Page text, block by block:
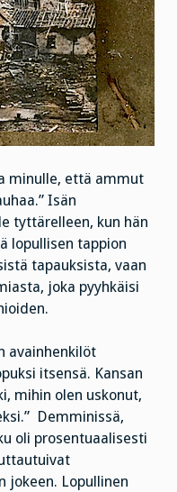
minulle, että ammut
Isän
tyttärelleen, kun hän
lopullisen tappion
tapauksista, vaan
joka pyyhkäisi
avainhenkilöt
itsensä. Kansan
mihin olen uskonut,
Demminissä,
oli prosentuaalisesti
jokeen. Lopullinen